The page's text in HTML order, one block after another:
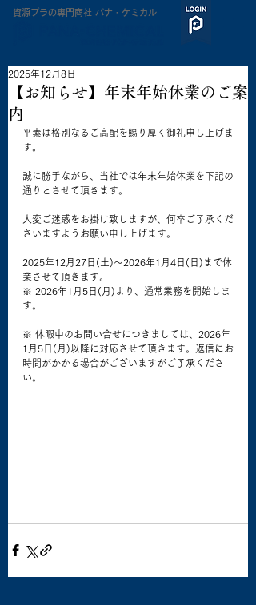
​資源プラの専門商社 パナ・ケミカル
【お知らせ】年末年始休業のご案
内
2025年12月8日
平素は格別なるご高配を賜り厚く御礼申し上げま
す。
誠に勝手ながら、当社では年末年始休業を下記の
通りとさせて頂きます。
大変ご迷惑をお掛け致しますが、何卒ご了承くだ
さいますようお願い申し上げます。
2025年12月27日(土)〜2026年1月4日(日)まで休
業させて頂きます。
※ 2026年1月5日(月)より、通常業務を開始しま
す。
※ 休暇中のお問い合せにつきましては、2026年
1月5日(月)以降に対応させて頂きます。返信にお
時間がかかる場合がございますがご了承くださ
い。